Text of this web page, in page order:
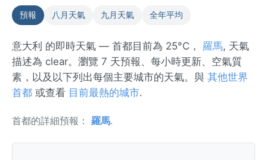
預報 八月天氣 九月天氣 全年平均
意大利 的即時天氣 — 首都目前為 25°C， 羅馬, 天氣
描述為 clear。瀏覽 7 天預報、每小時更新、空氣質
素，以及以下列出每個主要城市的天氣。與 其他世界
首都 或查看 目前最熱的城市.
首都的詳細預報： 羅馬.